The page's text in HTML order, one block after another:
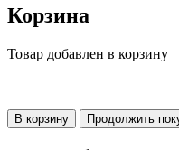
Корзина
Товар добавлен в корзину
В корзину Продолжить